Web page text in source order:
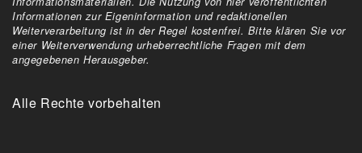
Informationen zur Eigeninformation und redaktionellen
Weiterverarbeitung ist in der Regel kostenfrei. Bitte klären Sie vor
einer Weiterverwendung urheberrechtliche Fragen mit dem
angegebenen Herausgeber.
Alle Rechte vorbehalten